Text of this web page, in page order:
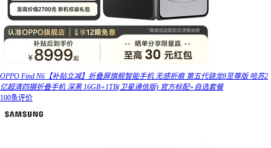
OPPO Find N6【补贴立减】折叠屏旗舰智能手机 无感折痕 第五代骁龙8至尊版 哈苏2
亿超清四摄折叠手机 深黑 16GB+1TB(卫星通信版) 官方标配+自选套餐
100条评价